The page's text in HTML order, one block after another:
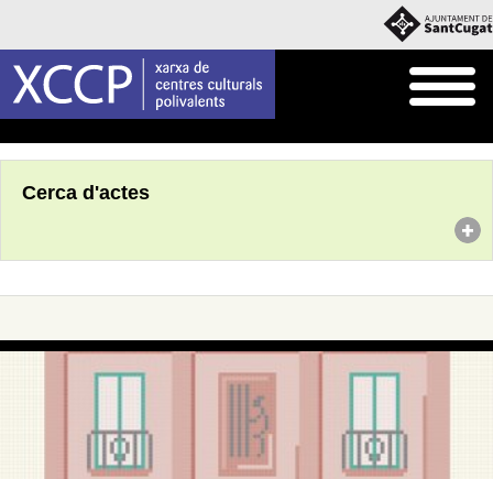
Cerca d'actes